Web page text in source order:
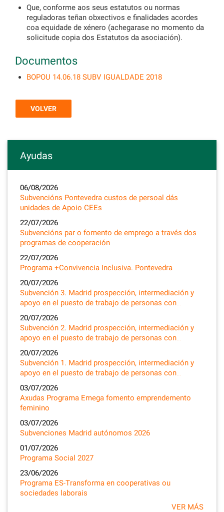
Que, conforme aos seus estatutos ou normas
reguladoras teñan obxectivos e finalidades acordes
coa equidade de xénero (achegarase no momento da
solicitude copia dos Estatutos da asociación).
Documentos
BOPOU 14.06.18 SUBV IGUALDADE 2018
VOLVER
Ayudas
06/08/2026
Subvencións Pontevedra custos de persoal dás
unidades de Apoio CEEs
22/07/2026
Subvencións par o fomento de emprego a través dos
programas de cooperación
22/07/2026
Programa +Convivencia Inclusiva. Pontevedra
20/07/2026
Subvención 3. Madrid prospección, intermediación y
apoyo en el puesto de trabajo de personas con…
20/07/2026
Subvención 2. Madrid prospección, intermediación y
apoyo en el puesto de trabajo de personas con…
20/07/2026
Subvención 1. Madrid prospección, intermediación y
apoyo en el puesto de trabajo de personas con…
03/07/2026
Axudas Programa Emega fomento emprendemento
feminino
03/07/2026
Subvenciones Madrid autónomos 2026
01/07/2026
Programa Social 2027
23/06/2026
Programa ES-Transforma en cooperativas ou
sociedades laborais
VER MÁS